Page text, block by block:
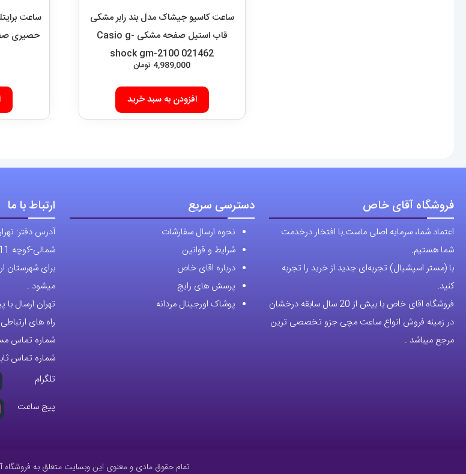
ساعت کاسیو جیشاک مدل بند رابر مشکی
قاب استیل صفحه مشکی Casio g-
shock gm-2100 021462
4,989,000 تومان
افزودن به سبد خرید
ساعت
فروشگاه آقای خاص
اعتماد شما، سرمایه اصلی ماست.با افتخار درخدمت
شما هستیم.
با (مستر اسپشیال) تجربه‌ای جدید از خرید را تجربه
کنید.
فروشگاه اقای خاص با بیش از 20 سال سابقه درخشان
در زمینه فروش انواع ساعت مچی جزو تخصصی ترین
مرجع میباشد .
دسترسی سریع
نحوه ارسال سفارشات
شرایط و قوانین
درباره اقای خاص
پرسش های رایج
پوشاک اورجینال مردانه
ارتباط با ما
آدرس دفتر:
شمالی-کوچه 11-غربی
برای شهرستان
میشود .
تهران ارسال
راه های ارتباطی
شماره تماس
شماره تماس
تلگرام
پیج ساعت
تمام حقوق مادی و معنوی این وبسایت متعلق به